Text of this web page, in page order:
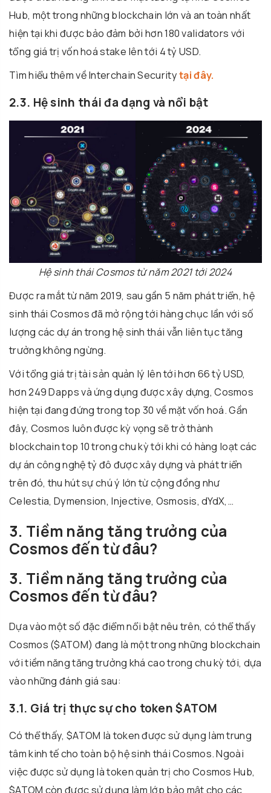
Hub, một trong những blockchain lớn và an toàn nhất
hiện tại khi được bảo đảm bởi hơn 180 validators với
tổng giá trị vốn hoá stake lên tới 4 tỷ USD.
Tìm hiểu thêm về Interchain Securitytại đây.
2.3. Hệ sinh thái đa dạng và nổi bật
Hệ sinh thái Cosmos từ năm 2021 tới 2024
Được ra mắt từ năm 2019, sau gần 5 năm phát triển, hệ
sinh thái Cosmos đã mở rộng tới hàng chục lần với số
lượng các dự án trong hệ sinh thái vẫn liên tục tăng
trưởng không ngừng.
Với tổng giá trị tài sản quản lý lên tới hơn 66 tỷ USD,
hơn 249 Dapps và ứng dụng được xây dựng, Cosmos
hiện tại đang đứng trong top 30 về mặt vốn hoá. Gần
đây, Cosmos luôn được kỳ vọng sẽ trở thành
blockchain top 10 trong chu kỳ tới khi có hàng loạt các
dự án công nghệ tỷ đô được xây dựng và phát triển
trên đó, thu hút sự chú ý lớn từ cộng đồng như
Celestia, Dymension, Injective, Osmosis, dYdX,…
3. Tiềm năng tăng trưởng của
Cosmos đến từ đâu?
3. Tiềm năng tăng trưởng của
Cosmos đến từ đâu?
Dựa vào một số đặc điểm nổi bật nêu trên, có thể thấy
Cosmos ($ATOM) đang là một trong những blockchain
với tiềm năng tăng trưởng khá cao trong chu kỳ tới, dựa
vào những đánh giá sau:
3.1. Giá trị thực sự cho token $ATOM
Có thể thấy, $ATOM là token được sử dụng làm trung
tâm kinh tế cho toàn bộ hệ sinh thái Cosmos. Ngoài
việc được sử dụng là token quản trị cho Cosmos Hub,
$ATOM còn được sử dụng làm lớp bảo mật cho các